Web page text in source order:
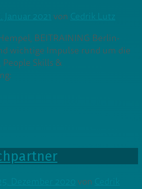
Januar 2021von Cedrik Lutz
BEITRAINING Berlin-
wichtige Impulse rund um die
Skills &
25. Dezember 2020von Cedrik